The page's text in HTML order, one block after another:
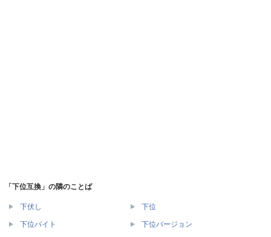
「下位互換」の隣のことば
下伏し 下位
下位バイト 下位バージョン